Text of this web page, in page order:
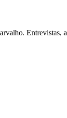
Entrevistas,